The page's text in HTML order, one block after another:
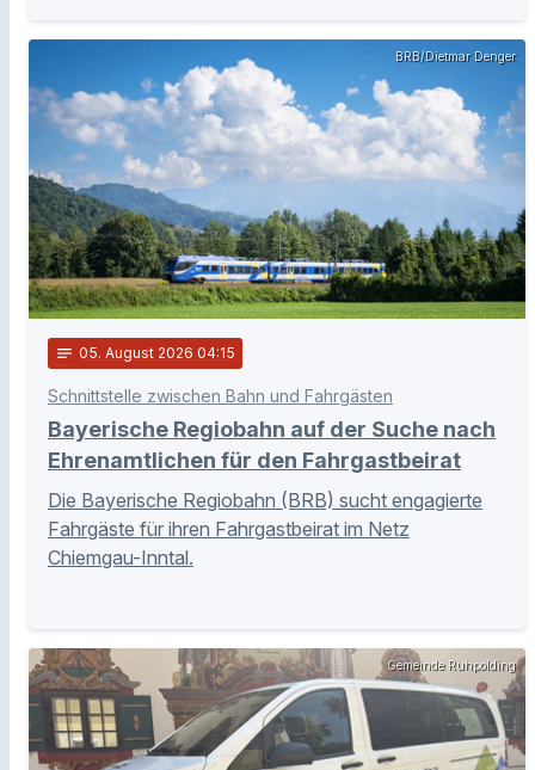
BRB/Dietmar Denger
notes 05. August 2026 04:15
Schnittstelle zwischen Bahn und Fahrgästen
Bayerische Regiobahn auf der Suche nach
Ehrenamtlichen für den Fahrgastbeirat
Die Bayerische Regiobahn (BRB) sucht engagierte
Fahrgäste für ihren Fahrgastbeirat im Netz
Chiemgau-Inntal.
Gemeinde Ruhpolding